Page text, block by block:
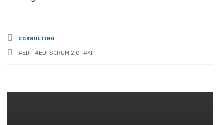
Posted
in
CONSULTING
Tagged
EDI EDI SCRUM 2.0 KI